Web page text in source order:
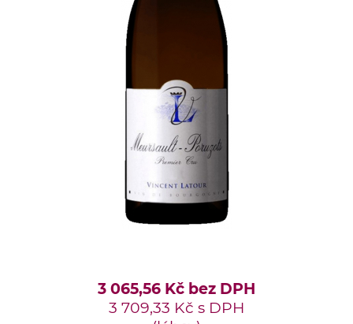
OBSAH ALKOHOLU:
3 065,56 Kč bez DPH
3 709,33 Kč s DPH